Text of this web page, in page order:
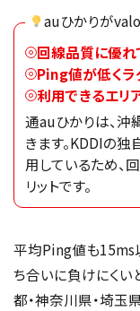
auひかりが
回線品質に優れ
Ping値が低くラ
利用できるエリ
通auひかりは、沖
きます。KDDIの
用しているため、
リットです。
平均Ping値も15ms
ち合いに負けにくい
都・神奈川県・埼玉